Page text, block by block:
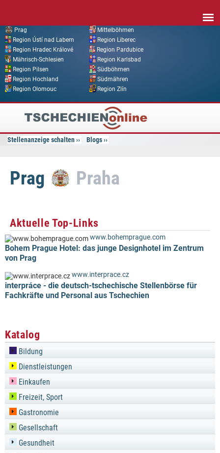
Prag
Mittelböhmen
Region Ústí nad Labem
Region Liberec
Region Hradec Králové
Region Pardubice
Mährisch-Schlesien
Region Karlsbad
Region Pilsen
Südböhmen
Region Hochland
Südmähren
Region Olomouc
Region Zlín
Tschechien
Online
Stellenanzeige schalten Blogs
Prag Praha
Aktuelle Top-Links
www.bohemprague.com
Bohem Prague Hotel: das junge Designhotel im Zentrum
von Prag
www.interprace.cz
interpráce - die deutsch-tschechische Stellenbörse für
Fachkräfte und Personal aus Tschechien
Katalog
Bildung
Dienstleistungen
Einkaufen
Freizeit, Sport
Gastronomie
Gesellschaft
Gesundheit